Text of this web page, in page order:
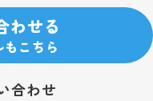
わせる
こちら
合わせ